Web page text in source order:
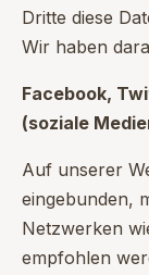
Dritte diese
Wir haben
Facebook,
(soziale
Auf unserer
eingebunden,
Netzwerken
empfohlen